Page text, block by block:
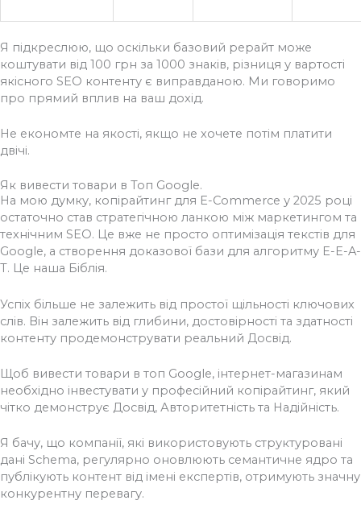
Я підкреслюю, що оскільки базовий рерайт може
коштувати від 100 грн за 1000 знаків, різниця у вартості
якісного SEO контенту є виправданою. Ми говоримо
про прямий вплив на ваш дохід.
Не економте на якості, якщо не хочете потім платити
двічі.
Як вивести товари в Топ Google.
На мою думку, копірайтинг для E-Commerce у 2025 році
остаточно став стратегічною ланкою між маркетингом та
технічним SEO. Це вже не просто оптимізація текстів для
Google, а створення доказової бази для алгоритму E-E-A-
T. Це наша Біблія.
Успіх більше не залежить від простої щільності ключових
слів. Він залежить від глибини, достовірності та здатності
контенту продемонструвати реальний Досвід.
Щоб вивести товари в топ Google, інтернет-магазинам
необхідно інвестувати у професійний копірайтинг, який
чітко демонструє Досвід, Авторитетність та Надійність.
Я бачу, що компанії, які використовують структуровані
дані Schema, регулярно оновлюють семантичне ядро та
публікують контент від імені експертів, отримують значну
конкурентну перевагу.